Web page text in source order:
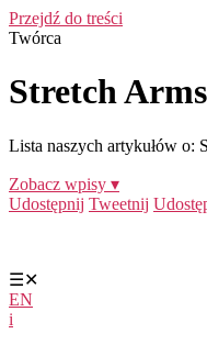
Przejdź do treści
Twórca
Stretch
Lista naszych artykułów o:
Zobacz wpisy ▾
Udostępnij Tweetnij
☰✕
EN
i